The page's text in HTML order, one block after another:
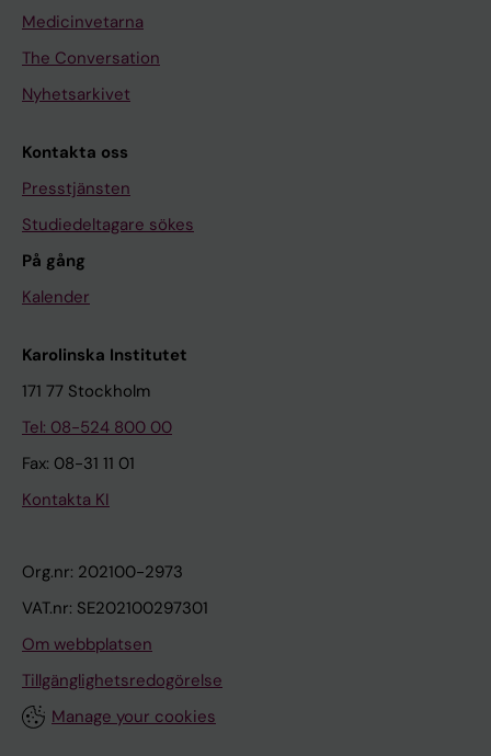
Medicinvetarna
The Conversation
Nyhetsarkivet
Kontakta oss
Presstjänsten
Studiedeltagare sökes
På gång
Kalender
Karolinska Institutet
171 77 Stockholm
Tel: 08-524 800 00
Fax: 08-31 11 01
Kontakta KI
Org.nr: 202100-2973
VAT.nr: SE202100297301
Om webbplatsen
Tillgänglighetsredogörelse
Manage your cookies